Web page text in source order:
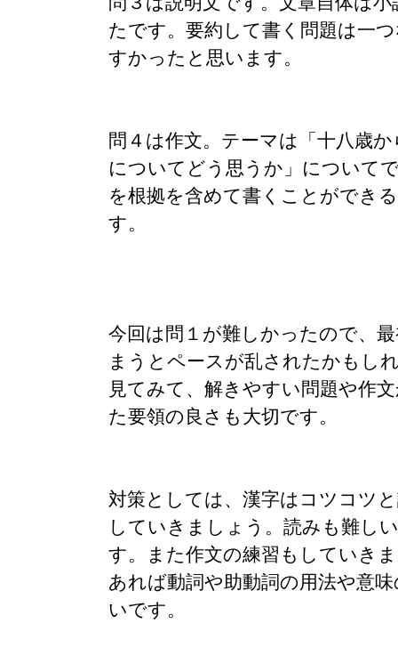
たです。要約して書く問題は一
すかったと思います。
問４は作文。テーマは「十八歳
についてどう思うか」について
を根拠を含めて書くことができ
す。
今回は問１が難しかったので、
まうとペースが乱されたかもし
見てみて、解きやすい問題や作
た要領の良さも大切です。
対策としては、漢字はコツコツ
していきましょう。読みも難し
す。また作文の練習もしていき
あれば動詞や助動詞の用法や意
いです。